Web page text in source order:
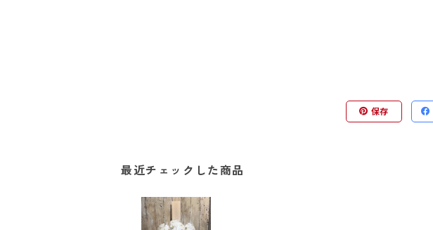
保存
最近チェックした商品